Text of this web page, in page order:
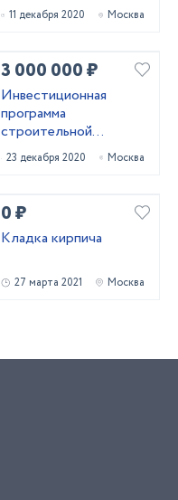
11 декабря 2020 Москва
3 000 000 ₽
Инвестиционная
программа
строительной
компании “City House”
23 декабря 2020 Москва
0 ₽
Кладка кирпича
27 марта 2021 Москва